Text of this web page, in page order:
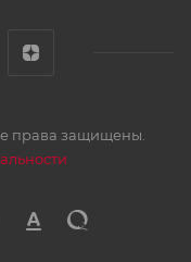
права защищены.